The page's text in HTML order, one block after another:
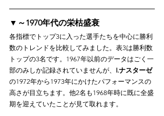
▼～1970年代の栄枯盛衰
各指標でトップ3に入った選手たちを中心に勝利
数のトレンドを比較してみました。表3は勝利数
トップの3名です。1967年以前のデータはごく一
部のみしか記録されていませんが、 I.ナスターゼ
の1972年から1973年にかけたパフォーマンスの
高さが目立ちます。他2名も1968年時に既に全盛
期を迎えていたことが見て取れます。